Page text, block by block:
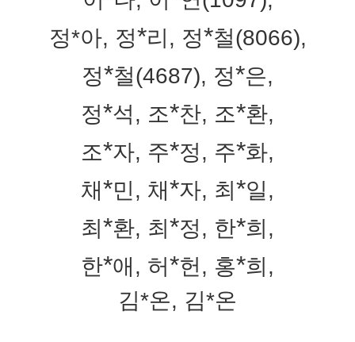
정*아, 정*리, 정*철(8066),
정*철(4687), 정*은,
정*석, 조*찬, 조*환,
조*자, 주*정, 주*화,
채*민, 채*자, 최 *일,
최 *환, 최 *정, 한*희,
한*애, 허*헌, 홍*희,
김*온, 김*온